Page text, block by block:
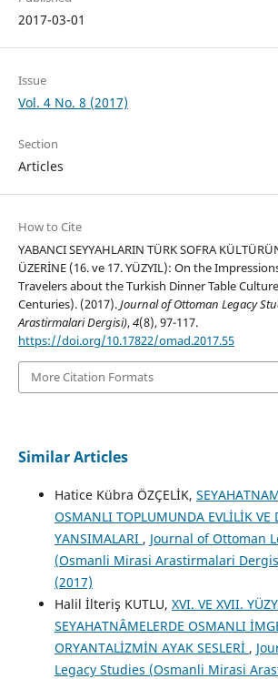
2017-03-01
Issue
Vol. 4 No. 8 (2017)
Section
Articles
How to Cite
YABANCI SEYYAHLARIN TÜRK SOFRA
ÜZERİNE (16. ve 17. YÜZYIL): On the
Travelers about the Turkish Dinner Table
Centuries). (2017).Journal of Ottoman Legacy
Arastirmalari Dergisi),4(8), 97-117.
https://doi.org/10.17822/omad.2017.55
More Citation Formats
Similar Articles
Hatice Kübra ÖZÇELİK,
OSMANLI TOPLUMUNDA EVLİLİK VE
YANSIMALARI , Journal of Ottoman
(Osmanli Mirasi Arastirmalari
(2017)
Halil İlteriş KUTLU, XVI. VE XVII.
SEYAHATNÂMELERDE OSMANLI
ORYANTALİZMİN AYAK SESLERİ ,
Legacy Studies (Osmanli Mirasi